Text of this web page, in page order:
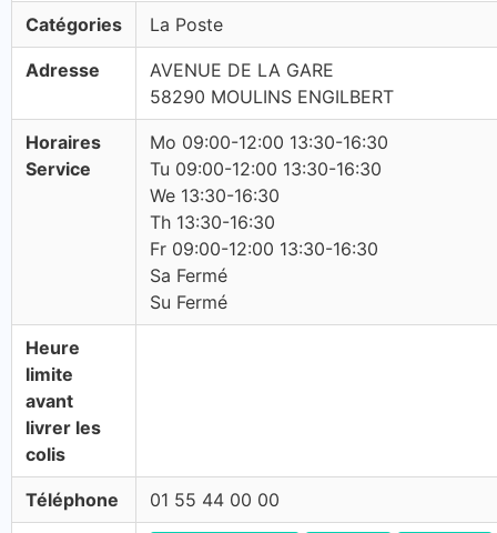
Catégories La Poste
Adresse
AVENUE DE LA GARE
58290 MOULINS ENGILBERT
Horaires
Service
Mo 09:00-12:00 13:30-16:30
Tu 09:00-12:00 13:30-16:30
We 13:30-16:30
Th 13:30-16:30
Fr 09:00-12:00 13:30-16:30
Sa Fermé
Su Fermé
Heure
limite
avant
livrer les
colis
Téléphone 01 55 44 00 00